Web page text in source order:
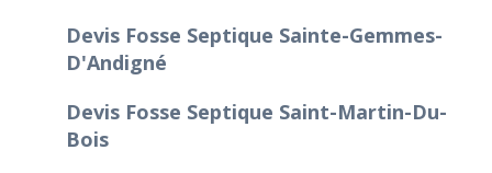
Devis Fosse Septique Sainte-Gemmes-
D'Andigné
Devis Fosse Septique Saint-Martin-Du-
Bois